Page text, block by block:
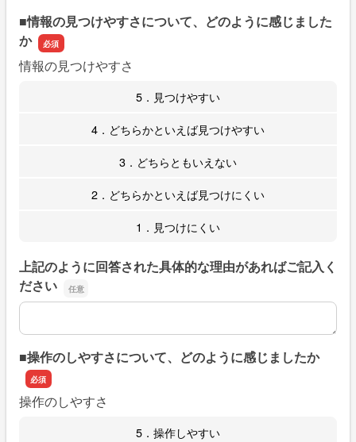
■情報の見つけやすさについて、どのように感じました
か
情報の見つけやすさ
5．見つけやすい
4．どちらかといえば見つけやすい
3．どちらともいえない
2．どちらかといえば見つけにくい
1．見つけにくい
上記のように回答された具体的な理由があればご記入く
ださい
上記のように回答された具体的な理由があればご記入くだ
■操作のしやすさについて、どのように感じましたか
操作のしやすさ
5．操作しやすい